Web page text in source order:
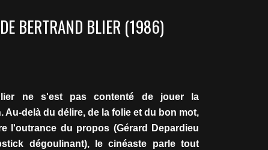
BERTRAND BLIER (1986)
ne s'est pas contenté de jouer la
Au-delà du délire, de la folie et du bon mot,
l'outrance du propos (Gérard Depardieu
dégoulinant), le cinéaste parle tout